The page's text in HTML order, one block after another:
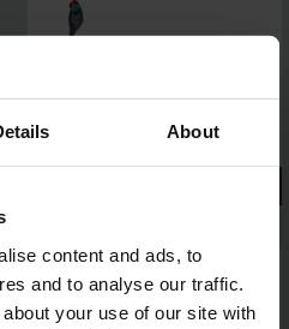
About
content and ads, to
and to analyse our traffic.
your use of our site with
et possibilité de charge
assure une disponibilité 24h/24
flexible en exploitation